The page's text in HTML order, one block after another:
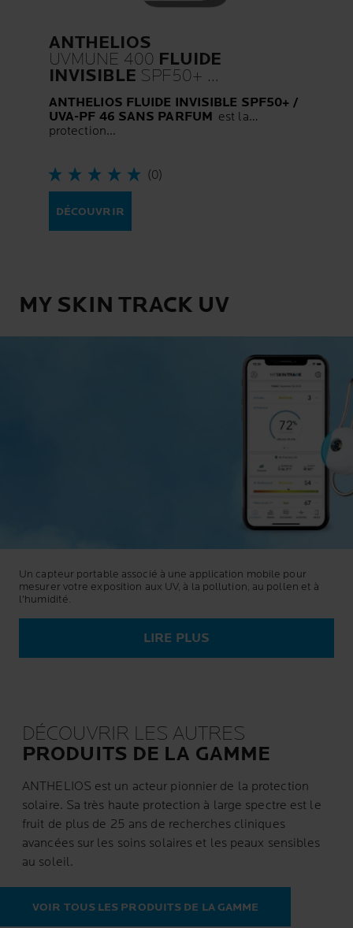
ANTHELIOS
UVMUNE 400 FLUIDE
INVISIBLE SPF50+
SANS PARFUM
ANTHELIOS FLUIDE INVISIBLE SPF50+ /
UVA-PF 46 SANS PARFUM est la
protection...
(0)
DÉCOUVRIR
MY SKIN TRACK UV
Un capteur portable associé à une application mobile pour
mesurer votre exposition aux UV, à la pollution, au pollen et à
l'humidité.
LIRE PLUS
DÉCOUVRIR LES AUTRES
PRODUITS DE LA GAMME
ANTHELIOS est un acteur pionnier de la protection
solaire. Sa très haute protection à large spectre est le
fruit de plus de 25 ans de recherches cliniques
avancées sur les soins solaires et les peaux sensibles
au soleil.
VOIR TOUS LES PRODUITS DE LA GAMME